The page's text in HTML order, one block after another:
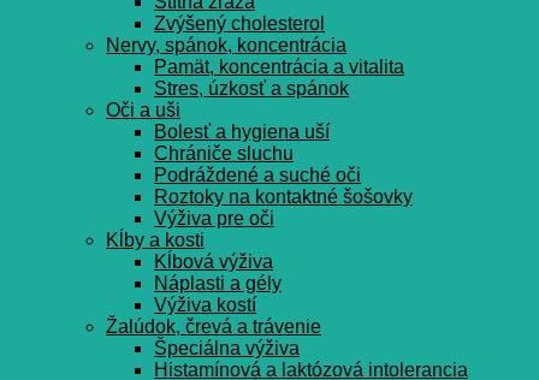
Zvýšený cholesterol
Nervy, spánok, koncentrácia
Pamät, koncentrácia a vitalita
Stres, úzkosť a spánok
Oči a uši
Bolesť a hygiena uší
Chrániče sluchu
Podráždené a suché oči
Roztoky na kontaktné šošovky
Výživa pre oči
Kĺby a kosti
Kĺbová výživa
Náplasti a gély
Výživa kostí
Žalúdok, črevá a trávenie
Špeciálna výživa
Histamínová a laktózová intolerancia